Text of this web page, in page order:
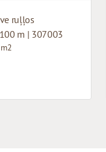
ruļļos
m | 307003